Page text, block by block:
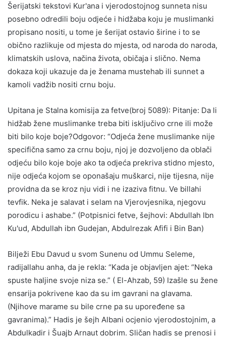
Šerijatski tekstovi Kur'ana i vjerodostojnog sunneta nisu
posebno odredili boju odjeće i hidžaba koju je muslimanki
propisano nositi, u tome je šerijat ostavio širine i to se
obično razlikuje od mjesta do mjesta, od naroda do naroda,
klimatskih uslova, načina života, običaja i slično. Nema
dokaza koji ukazuje da je ženama mustehab ili sunnet a
kamoli vadžib nositi crnu boju.
Upitana je Stalna komisija za fetve(broj 5089): Pitanje: Da li
hidžab žene muslimanke treba biti isključivo crne ili može
biti bilo koje boje?Odgovor: “Odjeća žene muslimanke nije
specifična samo za crnu boju, njoj je dozvoljeno da oblači
odjeću bilo koje boje ako ta odjeća prekriva stidno mjesto,
nije odjeća kojom se oponašaju muškarci, nije tijesna, nije
providna da se kroz nju vidi i ne izaziva fitnu. Ve billahi
tevfik. Neka je salavat i selam na Vjerovjesnika, njegovu
porodicu i ashabe.” (Potpisnici fetve, šejhovi: Abdullah Ibn
Ku'ud, Abdullah ibn Gudejan, Abdulrezak Afifi i Bin Ban)
Bilježi Ebu Davud u svom Sunenu od Ummu Seleme,
radijallahu anha, da je rekla: “Kada je objavljen ajet: “Neka
spuste haljine svoje niza se.” ( El-Ahzab, 59) Izašle su žene
ensarija pokrivene kao da su im gavrani na glavama.
(Njihove marame su bile crne pa su upoređene sa
gavranima).” Hadis je šejh Albani ocjenio vjerodostojnim, a
Abdulkadir i Šuajb Arnaut dobrim. Sličan hadis se prenosi i